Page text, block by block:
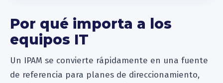
Por qué importa a los
equipos IT
Un IPAM se convierte rápidamente en una fuente
de referencia para planes de direccionamiento,